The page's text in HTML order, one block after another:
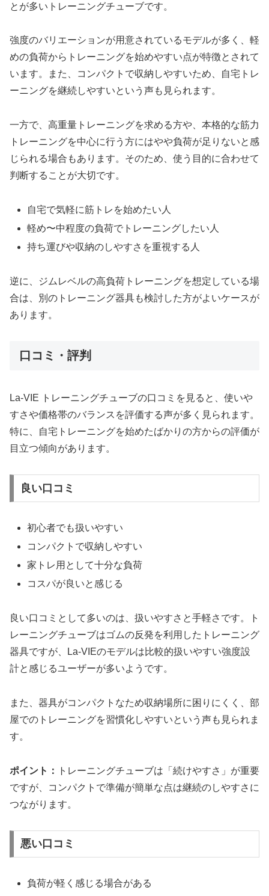
とが多いトレーニングチューブです。
強度のバリエーションが用意されているモデルが多く、軽
めの負荷からトレーニングを始めやすい点が特徴とされて
います。また、コンパクトで収納しやすいため、自宅トレ
ーニングを継続しやすいという声も見られます。
一方で、高重量トレーニングを求める方や、本格的な筋力
トレーニングを中心に行う方にはやや負荷が足りないと感
じられる場合もあります。そのため、使う目的に合わせて
判断することが大切です。
自宅で気軽に筋トレを始めたい人
軽め〜中程度の負荷でトレーニングしたい人
持ち運びや収納のしやすさを重視する人
逆に、ジムレベルの高負荷トレーニングを想定している場
合は、別のトレーニング器具も検討した方がよいケースが
あります。
口コミ・評判
La-VIE トレーニングチューブの口コミを見ると、使いや
すさや価格帯のバランスを評価する声が多く見られます。
特に、自宅トレーニングを始めたばかりの方からの評価が
目立つ傾向があります。
良い口コミ
初心者でも扱いやすい
コンパクトで収納しやすい
家トレ用として十分な負荷
コスパが良いと感じる
良い口コミとして多いのは、扱いやすさと手軽さです。ト
レーニングチューブはゴムの反発を利用したトレーニング
器具ですが、La-VIEのモデルは比較的扱いやすい強度設
計と感じるユーザーが多いようです。
また、器具がコンパクトなため収納場所に困りにくく、部
屋でのトレーニングを習慣化しやすいという声も見られま
す。
ポイント：
トレーニングチューブは「続けやすさ」が重要
ですが、コンパクトで準備が簡単な点は継続のしやすさに
つながります。
悪い口コミ
負荷が軽く感じる場合がある